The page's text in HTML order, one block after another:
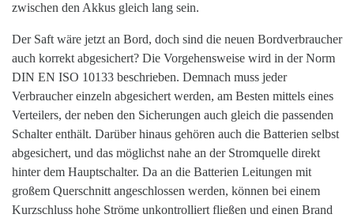
zwischen den Akkus gleich lang sein.
Der Saft wäre jetzt an Bord, doch sind die neuen Bordverbraucher
auch korrekt abgesichert? Die Vorgehensweise wird in der Norm
DIN EN ISO 10133 beschrieben. Demnach muss jeder
Verbraucher einzeln abgesichert werden, am Besten mittels eines
Verteilers, der neben den Sicherungen auch gleich die passenden
Schalter enthält. Darüber hinaus gehören auch die Batterien selbst
abgesichert, und das möglichst nahe an der Stromquelle direkt
hinter dem Hauptschalter. Da an die Batterien Leitungen mit
großem Querschnitt angeschlossen werden, können bei einem
Kurzschluss hohe Ströme unkontrolliert fließen und einen Brand